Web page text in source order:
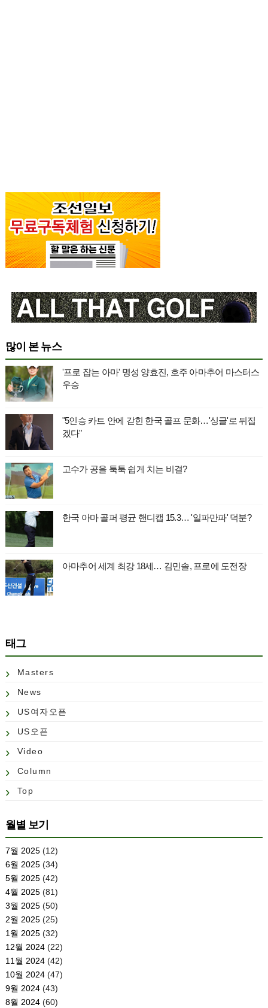
많이 본 뉴스
'프로 잡는 아마' 명성 양효진, 호주 아마추어 마스터스
우승
"5인승 카트 안에 갇힌 한국 골프 문화…'싱글'로 뒤집
겠다"
고수가 공을 툭툭 쉽게 치는 비결?
한국 아마 골퍼 평균 핸디캡 15.3… '일파만파' 덕분?
아마추어 세계 최강 18세… 김민솔, 프로에 도전장
태그
Masters
News
US여자오픈
US오픈
Video
Column
Top
월별 보기
7월 2025(12)
6월 2025(34)
5월 2025(42)
4월 2025(81)
3월 2025(50)
2월 2025(25)
1월 2025(32)
12월 2024(22)
11월 2024(42)
10월 2024(47)
9월 2024(43)
8월 2024(60)